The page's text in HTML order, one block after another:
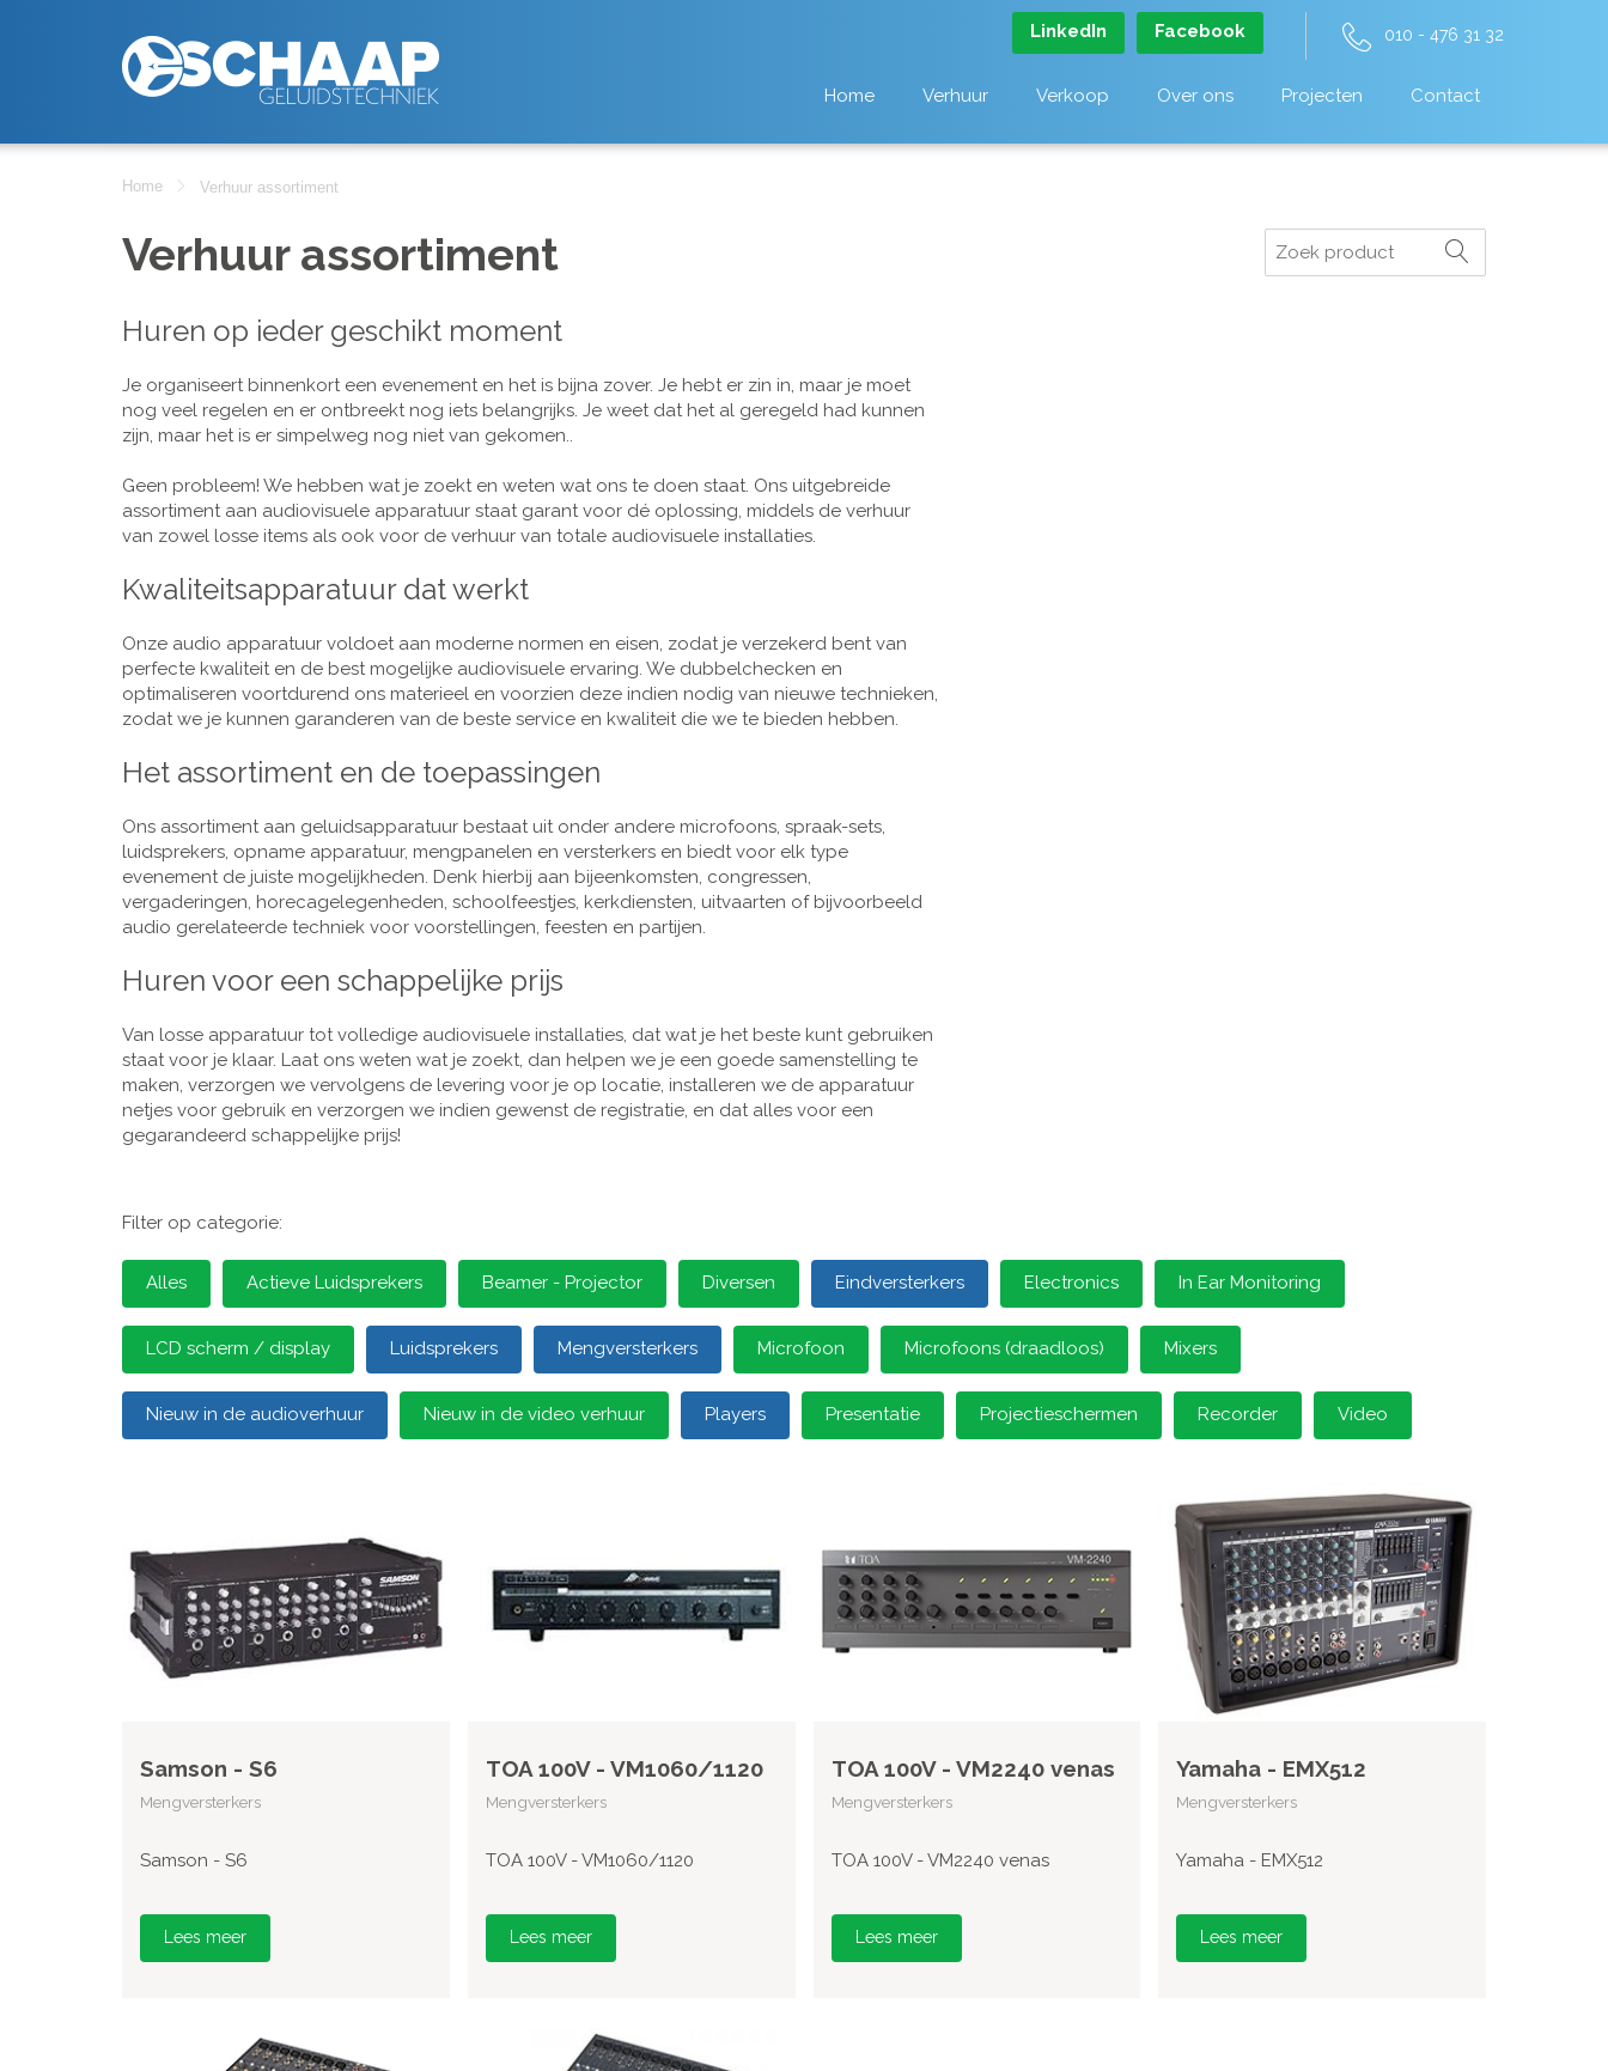
LinkedIn Facebook 010 - 476 31 32
Home Verhuur Verkoop Over ons Projecten Contact
Home Verhuur assortiment
Verhuur assortiment
Huren op ieder geschikt moment
Je organiseert binnenkort een evenement en het is bijna zover. Je hebt er zin in, maar je moet
nog veel regelen en er ontbreekt nog iets belangrijks. Je weet dat het al geregeld had kunnen
zijn, maar het is er simpelweg nog niet van gekomen..
Geen probleem! We hebben wat je zoekt en weten wat ons te doen staat. Ons uitgebreide
assortiment aan audiovisuele apparatuur staat garant voor dé oplossing, middels de verhuur
van zowel losse items als ook voor de verhuur van totale audiovisuele installaties.
Kwaliteitsapparatuur dat werkt
Onze audio apparatuur voldoet aan moderne normen en eisen, zodat je verzekerd bent van
perfecte kwaliteit en de best mogelijke audiovisuele ervaring. We dubbelchecken en
optimaliseren voortdurend ons materieel en voorzien deze indien nodig van nieuwe technieken,
zodat we je kunnen garanderen van de beste service en kwaliteit die we te bieden hebben.
Het assortiment en de toepassingen
Ons assortiment aan geluidsapparatuur bestaat uit onder andere microfoons, spraak-sets,
luidsprekers, opname apparatuur, mengpanelen en versterkers en biedt voor elk type
evenement de juiste mogelijkheden. Denk hierbij aan bijeenkomsten, congressen,
vergaderingen, horecagelegenheden, schoolfeestjes, kerkdiensten, uitvaarten of bijvoorbeeld
audio gerelateerde techniek voor voorstellingen, feesten en partijen.
Huren voor een schappelijke prijs
Van losse apparatuur tot volledige audiovisuele installaties, dat wat je het beste kunt gebruiken
staat voor je klaar. Laat ons weten wat je zoekt, dan helpen we je een goede samenstelling te
maken, verzorgen we vervolgens de levering voor je op locatie, installeren we de apparatuur
netjes voor gebruik en verzorgen we indien gewenst de registratie, en dat alles voor een
gegarandeerd schappelijke prijs!
Zoeken
Filter op categorie:
Alles Actieve Luidsprekers Beamer - Projector Diversen Eindversterkers Electronics In Ear Monitoring
LCD scherm / display Luidsprekers Mengversterkers Microfoon Microfoons (draadloos) Mixers
Nieuw in de audioverhuur Nieuw in de video verhuur Players Presentatie Projectieschermen Recorder Video
Samson - S6
Mengversterkers
Samson - S6
Lees meer
TOA 100V - VM1060/1120
Mengversterkers
TOA 100V - VM1060/1120
Lees meer
TOA 100V - VM2240 venas
Mengversterkers
TOA 100V - VM2240 venas
Lees meer
Yamaha - EMX512
Mengversterkers
Yamaha - EMX512
Lees meer